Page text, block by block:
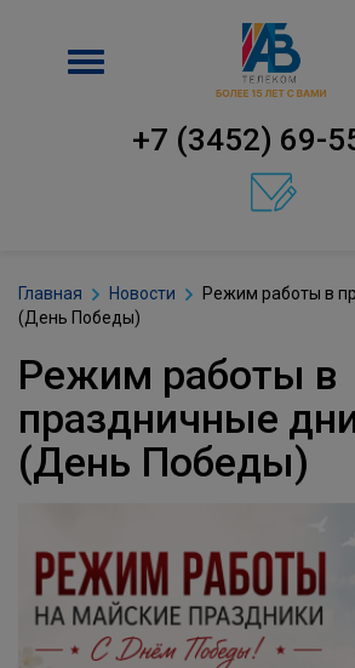
Включить
+7 (3452) 69-
Главная Новости
Режим работы в
(День Победы)
Режим работы в
праздничные
(День Победы)